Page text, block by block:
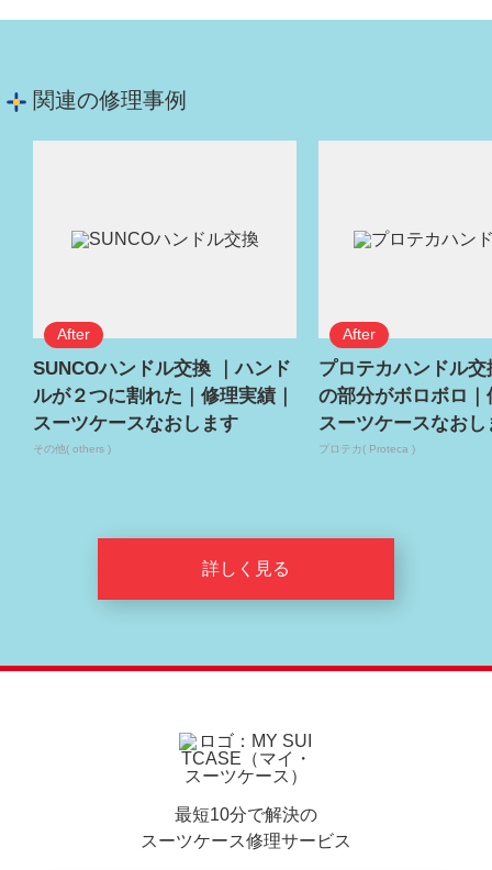
関連の修理事例
SUNCOハンドル交換 ｜ハンド
ルが２つに割れた｜修理実績｜
スーツケースなおします
その他( others )
プロテカハンドル
の部分がボロボロ｜
スーツケースなおし
プロテカ( Proteca )
詳しく見る
最短10分で解決の
スーツケース修理サービス